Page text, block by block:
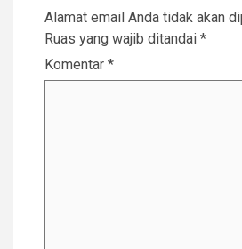
Alamat email Anda tidak akan
Ruas yang wajib ditandai *
Komentar *